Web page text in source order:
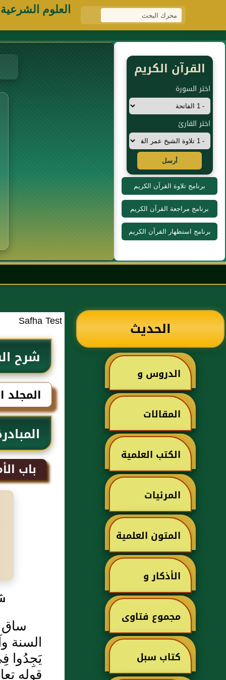
العلوم الشرعية
القرآن الكريم
اختر السورة
اختر القارئ
أرسل
برنامج تلاوة القرآن الكريم
برنامج مراجعة القرآن الكريم
برنامج استظهار القرآن الكريم
الحديث
الدروس و
الخطب
المقالات
الكتب العلمية
المرئيات
المتون العلمية
الأذكار و
الأدعية
مجموع فتاوى
ابن تيمية
كتاب سبل
Safha Test
شرح
تعالى
المجلد
باب
ساق
السنة
يَجِدُوا
قوله